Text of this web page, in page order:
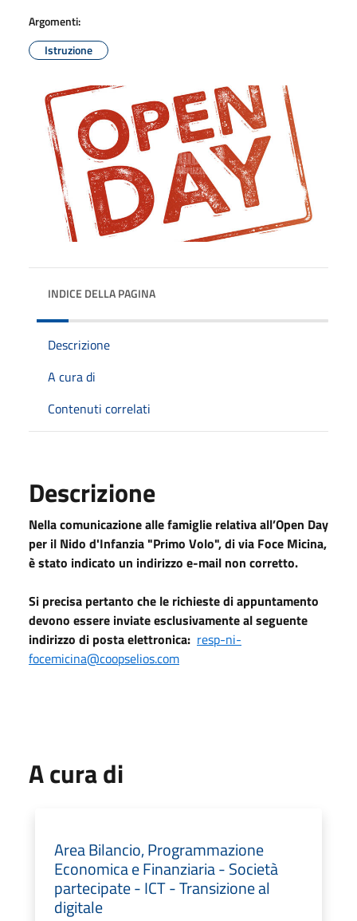
Argomenti:
Istruzione
INDICE DELLA PAGINA
Descrizione
A cura di
Contenuti correlati
Descrizione
Nella comunicazione alle famiglie relativa all’Open Day
per il Nido d'Infanzia "Primo Volo", di via Foce Micina,
è stato indicato un indirizzo e-mail non corretto.
Si precisa pertanto che le richieste di appuntamento
devono essere inviate esclusivamente al seguente
indirizzo di posta elettronica: resp-ni-
focemicina@coopselios.com
A cura di
Area Bilancio, Programmazione
Economica e Finanziaria - Società
partecipate - ICT - Transizione al
digitale